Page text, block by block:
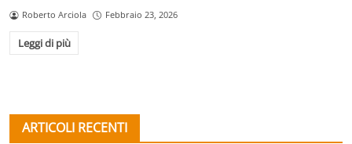
Roberto Arciola Febbraio 23, 2026
Leggi di più
ARTICOLI RECENTI